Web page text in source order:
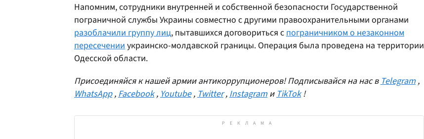
Напомним, сотрудники внутренней и собственной безопасности Государственной
пограничной службы Украины совместно с другими правоохранительными органами
разоблачили группу лиц, пытавшихся договориться с пограничником о незаконном
пересечении украинско-молдавской границы. Операция была проведена на территории
Одесской области.
Присоединяйся к нашей армии антикоррупционеров! Подписывайся на нас в Telegram ,
WhatsApp , Facebook , Youtube , Twitter , Instagram и TikTok !